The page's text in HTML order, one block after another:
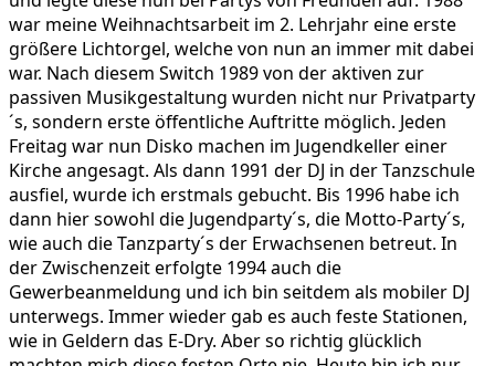
war meine Weihnachtsarbeit im 2. Lehrjahr eine erste
größere Lichtorgel, welche von nun an immer mit dabei
war. Nach diesem Switch 1989 von der aktiven zur
passiven Musikgestaltung wurden nicht nur Privatparty
´s, sondern erste öffentliche Auftritte möglich. Jeden
Freitag war nun Disko machen im Jugendkeller einer
Kirche angesagt. Als dann 1991 der DJ in der Tanzschule
ausfiel, wurde ich erstmals gebucht. Bis 1996 habe ich
dann hier sowohl die Jugendparty´s, die Motto-Party´s,
wie auch die Tanzparty´s der Erwachsenen betreut. In
der Zwischenzeit erfolgte 1994 auch die
Gewerbeanmeldung und ich bin seitdem als mobiler DJ
unterwegs. Immer wieder gab es auch feste Stationen,
wie in Geldern das E-Dry. Aber so richtig glücklich